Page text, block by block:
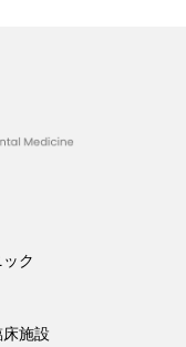
ク
施設